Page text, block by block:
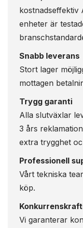
kostnadseffektiv
enheter är
Snabb leverans
Stort lager
mottagen
Trygg garanti
Alla slutväxlar
3 års
extra trygghet
Professionell
Vårt tekniska
köp.
Vi garanterar